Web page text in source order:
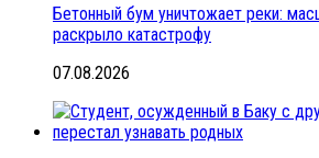
Бетонный бум уничтожает реки:
раскрыло катастрофу
07.08.2026